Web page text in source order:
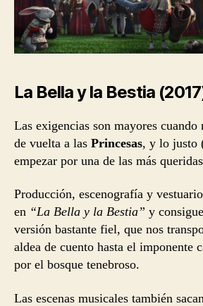
La Bella y la Bestia
Las exigencias son mayores cuando
de vuelta a las Princesas, y lo justo
empezar por una de las más
Producción, escenografía y
en “La Bella y la Bestia” y
versión bastante fiel, que nos
aldea de cuento hasta el imponente
por el bosque tenebroso.
Las escenas musicales también